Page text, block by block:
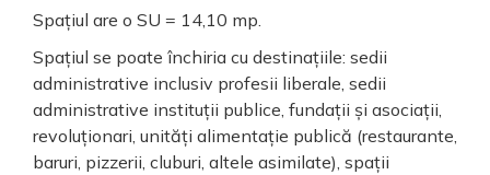
Spațiul are o SU = 14,10 mp.
Spațiul se poate închiria cu destinațiile: sedii
administrative inclusiv profesii liberale, sedii
administrative instituții publice, fundații și asociații,
revoluționari, unități alimentație publică (restaurante,
baruri, pizzerii, cluburi, altele asimilate), spații